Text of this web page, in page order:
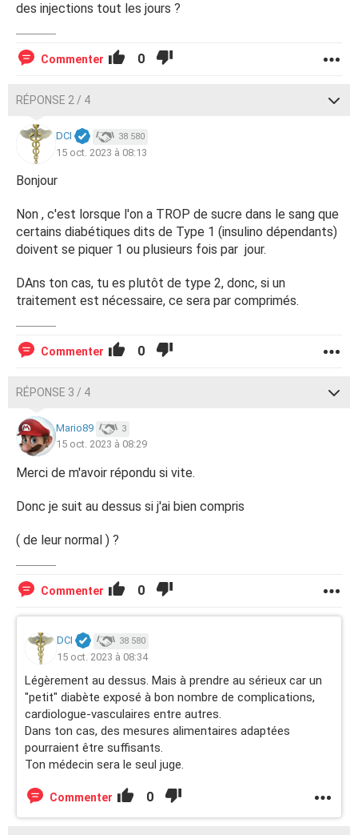
des injections tout les jours ?
Commenter 0
RÉPONSE 2 / 4
DCI 38 580
15 oct. 2023 à 08:13
Bonjour
Non , c'est lorsque l'on a TROP de sucre dans le sang que
certains diabétiques dits de Type 1 (insulino dépendants)
doivent se piquer 1 ou plusieurs fois par jour.
DAns ton cas, tu es plutôt de type 2, donc, si un
traitement est nécessaire, ce sera par comprimés.
Commenter 0
RÉPONSE 3 / 4
Mario89 3
15 oct. 2023 à 08:29
Merci de m'avoir répondu si vite.
Donc je suit au dessus si j'ai bien compris
( de leur normal ) ?
Commenter 0
DCI 38 580
15 oct. 2023 à 08:34
Légèrement au dessus. Mais à prendre au sérieux car un
"petit" diabète exposé à bon nombre de complications,
cardiologue-vasculaires entre autres.
Dans ton cas, des mesures alimentaires adaptées
pourraient être suffisants.
Ton médecin sera le seul juge.
Commenter 0